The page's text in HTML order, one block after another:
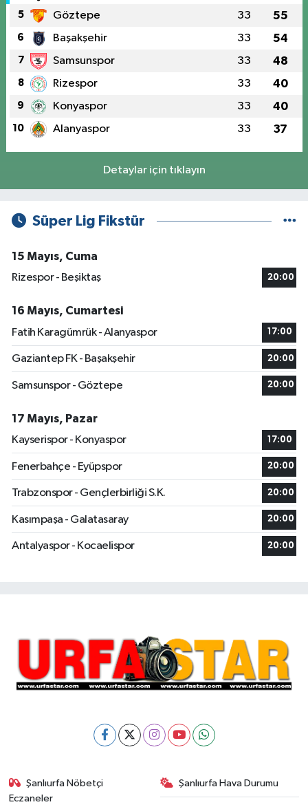
5 Göztepe 33 55
6 Başakşehir 33 54
7 Samsunspor 33 48
8 Rizespor 33 40
9 Konyaspor 33 40
10 Alanyaspor 33 37
Detaylar için tıklayın
Süper Lig Fikstür
15 Mayıs, Cuma
Rizespor - Beşiktaş
20:00
16 Mayıs, Cumartesi
Fatih Karagümrük - Alanyaspor
17:00
Gaziantep FK - Başakşehir 20:00
Samsunspor - Göztepe 20:00
17 Mayıs, Pazar
Kayserispor - Konyaspor
17:00
Fenerbahçe - Eyüpspor 20:00
Trabzonspor - Gençlerbirliği S.K. 20:00
Kasımpaşa - Galatasaray 20:00
Antalyaspor - Kocaelispor 20:00
Şanlıurfa Nöbetçi
Eczaneler
Şanlıurfa Hava Durumu